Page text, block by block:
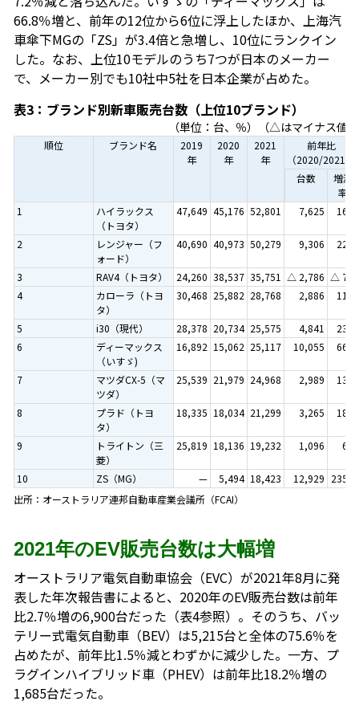
66.8％増と、前年の12位から6位に浮上したほか、上海汽
車傘下MGの「ZS」が3.4倍と急増し、10位にランクイン
した。なお、上位10モデルのうち7つが日本のメーカー
で、メーカー別でも10社中5社を日本企業が占めた。
表3：ブランド別新車販売台数（上位10ブランド）
（単位：台、％）（△はマイナス値）
順位 ブランド名
2019
年
2020
年
2021
年
前年比
（2020/2021）
台数
増減
率
1
ハイラックス
（トヨタ）
47,649 45,176 52,801 7,625 16.9
2
レンジャー（フ
ォード）
40,690 40,973 50,279 9,306 22.7
3 RAV4（トヨタ） 24,260 38,537 35,751 △ 2,786 △ 7.2
4
カローラ（トヨ
タ）
30,468 25,882 28,768 2,886 11.2
5 i30（現代） 28,378 20,734 25,575 4,841
23.3
6
ディーマックス
（いすゞ)
16,892 15,062 25,117 10,055 66.8
7
マツダCX-5（マ
ツダ）
25,539 21,979 24,968 2,989 13.6
8
プラド（トヨ
タ）
18,335 18,034 21,299 3,265 18.1
9
トライトン（三
菱）
25,819 18,136 19,232 1,096 6.0
10 ZS（MG） — 5,494 18,423 12,929 235.3
出所：オーストラリア連邦自動車産業会議所（FCAI）
2021年のEV販売台数は大幅増
オーストラリア電気自動車協会（EVC）が2021年8月に発
表した年次報告書によると、2020年のEV販売台数は前年
比2.7％増の6,900台だった（表4参照）。そのうち、バッ
テリー式電気自動車（BEV）は5,215台と全体の75.6％を
占めたが、前年比1.5％減とわずかに減少した。一方、プ
ラグインハイブリッド車（PHEV）は前年比18.2％増の
1,685台だった。